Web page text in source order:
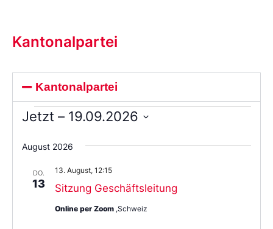
Kantonalpartei
Kantonalpartei
Jetzt – 19.09.2026
Sie
das
aus.
August 2026
DO.
13 Sitzung Geschäftsleitung
13. August, 12:15
Online per Zoom ,Schweiz